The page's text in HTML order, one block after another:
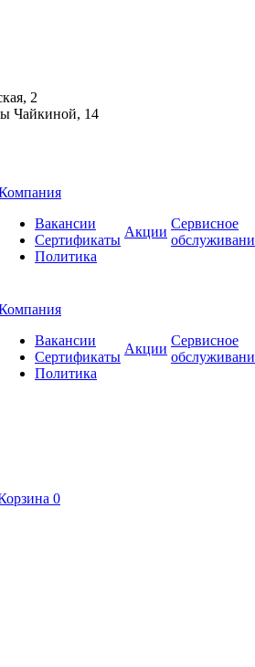
2
Чайкиной, 14
Вакансии
Сертификаты
Политика
Акции
Сервисное
Вакансии
Сертификаты
Политика
Акции
Сервисное
0